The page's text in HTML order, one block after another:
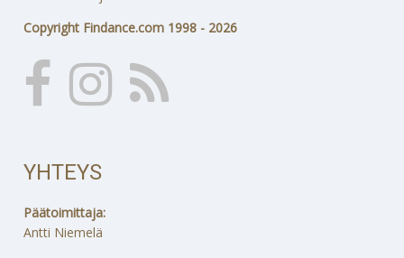
Copyright Findance.com 1998 - 2026
YHTEYS
Päätoimittaja:
Antti Niemelä